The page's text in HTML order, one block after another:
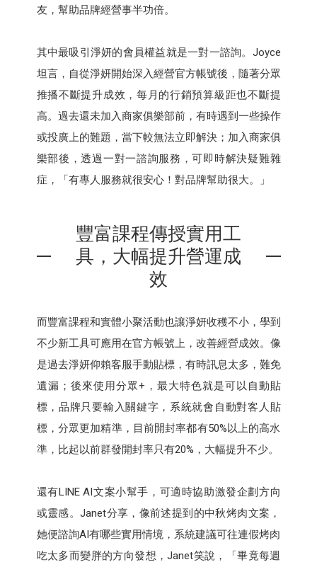
友，幫助品牌經營事半功倍。
其中最吸引淨妍的會員權益就是一對一諮詢。Joyce
坦言，自從淨妍開始深入經營官方帳號後，隨著分眾
推播不斷提升成效，每月的行銷預算級距也不斷提
高。過去還未加入商家俱樂部前，有時遇到一些操作
或投廣上的難題，當下較無法立即解決；加入商家俱
樂部後，透過一對一諮詢服務，可即時解決疑難雜
症，「有專人服務就很安心！對品牌幫助很大。」
豐富課程傳授實用工
具，大幅提升營運成
效
而豐富課程和實體小聚活動也讓淨妍收穫不小，學到
不少新工具可應用在官方帳號上，改善經營成效。像
是過去淨妍仰賴客服手動貼標，有時訊息太多，難免
遺漏；後來使用分眾+，最大特色就是可以自動貼
標，品牌只要輸入關鍵字，系統就會自動對客人貼
標，分眾更加精準，目前開封率都有50%以上的高水
準，比起以前群發開封率只有20%，大幅提升不少。
還有LINE AI文案小幫手，可適時協助激發企劃方向
或靈感。Janet分享，像前述提到的中秋烤肉文案，
她便諮詢AI有哪些實用情境，系統建議可往連假烤肉
吃太多而變胖的方向發想，Janet笑說，「畢竟每週